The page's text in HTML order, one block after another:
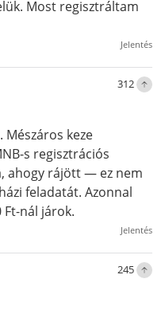
Most regisztráltam
Jelentés
312
keze
s regisztrációs
ahogy rájött — ez nem
feladatát. Azonnal
nál járok.
Jelentés
245